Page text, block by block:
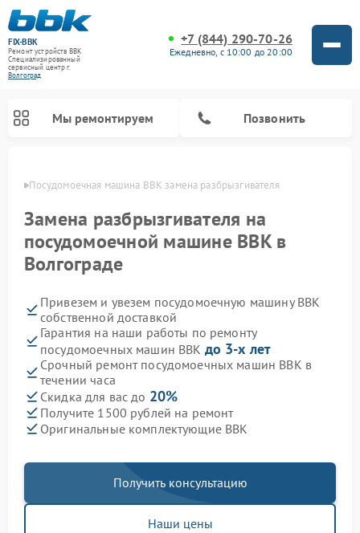
FIX-BBK
Ремонт устройств BBK
Специализированный
cервисный центр г.
Волгоград
+7 (844) 290-70-26
Ежедневно, с 10:00 до 20:00
Мы ремонтируем Позвонить
Посудомоечная машина BBK замена разбрызгивателя
Замена разбрызгивателя на
посудомоечной машине BBK в
Волгограде
Привезем и увезем посудомоечную машину BBK
собственной доставкой
Гарантия на наши работы по ремонту
посудомоечных машин BBK до 3-х лет
Срочный ремонт посудомоечных машин BBK в
течении часа
Скидка для вас до 20%
Получите 1500 рублей на ремонт
Оригинальные комплектующие BBK
Получить консультацию
Наши цены